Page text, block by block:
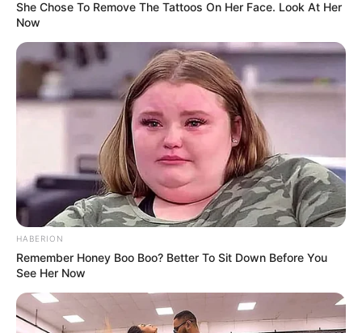
Pełna rozpiska premier tygodnia produkcji
oryginalnych Netfliksa
Tytuł
Jakość
22 lutego
CAT BURGLAR HD, DD 5.1
22 lutego
MIŁOŚĆ JEST ŚLEPA:
JAPONIA - odcinki 10-11
HD, DD 5.1
23 lutego
24 lutego
ŚWIAT KARMY:
25 lutego BEZ WYTCHNIENIA
4K (DV, HDR10), DD
5.1
She Chose To Remove The Tattoos On Her Face. Look At Her
Now
HABERION
Remember Honey Boo Boo? Better To Sit Down Before You
See Her Now